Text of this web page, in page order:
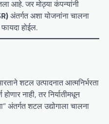
आहे. जर मोठ्या कंपन्यांनी
अंतर्गत अशा योजनांना चालना
होईल.
शटल उत्पादनात आत्मनिर्भरता
नाही, तर निर्यातीमधून
अंतर्गत शटल उद्योगाला चालना